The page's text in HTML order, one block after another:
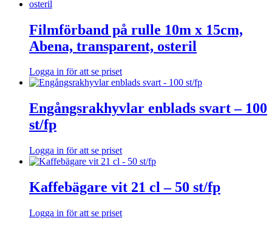
Filmförband på rulle 10m x 15cm,
Abena, transparent, osteril
Logga in för att se priset
Engångsrakhyvlar enblads svart – 100
st/fp
Logga in för att se priset
Kaffebägare vit 21 cl – 50 st/fp
Logga in för att se priset